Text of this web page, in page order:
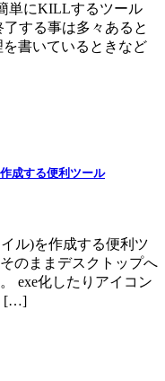
単にKILLするツール
する事は多々あると
書いているときなど
成する便利ツール
ル)を作成する便利ツ
のままデスクトップへ
exe化したりアイコン
[…]